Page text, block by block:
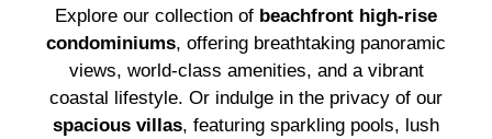
Explore our collection of beachfront high-rise
condominiums, offering breathtaking panoramic
views, world-class amenities, and a vibrant
coastal lifestyle. Or indulge in the privacy of our
spacious villas, featuring sparkling pools, lush